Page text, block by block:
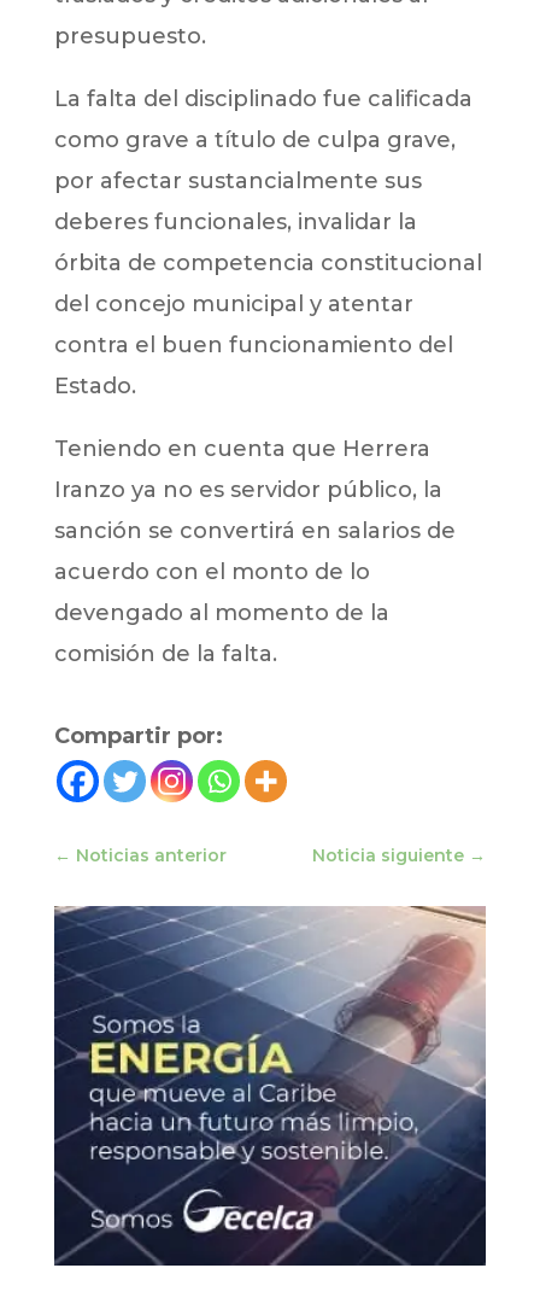
presupuesto.
La falta del disciplinado fue calificada
como grave a título de culpa grave,
por afectar sustancialmente sus
deberes funcionales, invalidar la
órbita de competencia constitucional
del concejo municipal y atentar
contra el buen funcionamiento del
Estado.
Teniendo en cuenta que Herrera
Iranzo ya no es servidor público, la
sanción se convertirá en salarios de
acuerdo con el monto de lo
devengado al momento de la
comisión de la falta.
Compartir por:
← Noticias anterior Noticia siguiente →